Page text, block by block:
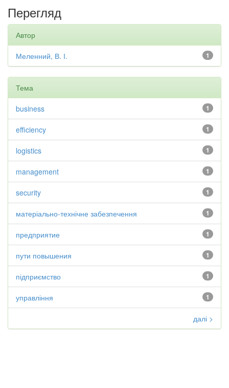
Перегляд
Автор
1
Меленний, В. І.
Тема
1
business
1
efficiency
1
logistics
1
management
1
security
1
матеріально-технічне забезпечення
1
предприятие
1
пути повышения
1
підприємство
1
управління
далі >